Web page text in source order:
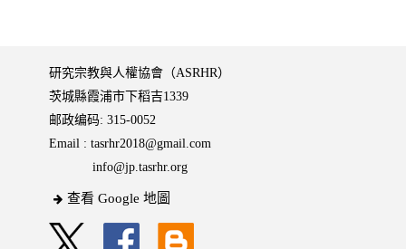
研究宗教與人權協會（ASRHR）
茨城縣霞浦市下稻吉1339
邮政编码: 315-0052
Email : tasrhr2018@gmail.com
info@jp.tasrhr.org
查看 Google 地圖